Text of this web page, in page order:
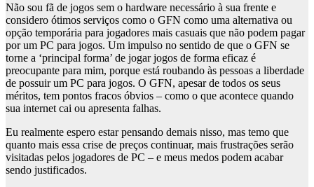
Não sou fã de jogos sem o hardware necessário à sua frente e
considero ótimos serviços como o GFN como uma alternativa ou
opção temporária para jogadores mais casuais que não podem pagar
por um PC para jogos. Um impulso no sentido de que o GFN se
torne a ‘principal forma’ de jogar jogos de forma eficaz é
preocupante para mim, porque está roubando às pessoas a liberdade
de possuir um PC para jogos. O GFN, apesar de todos os seus
méritos, tem pontos fracos óbvios – como o que acontece quando
sua internet cai ou apresenta falhas.
Eu realmente espero estar pensando demais nisso, mas temo que
quanto mais essa crise de preços continuar, mais frustrações serão
visitadas pelos jogadores de PC – e meus medos podem acabar
sendo justificados.